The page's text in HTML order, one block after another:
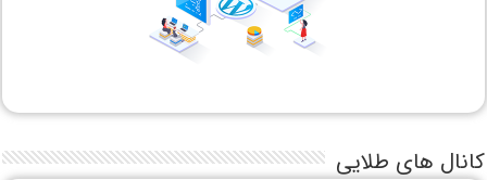
کانال های طلایی